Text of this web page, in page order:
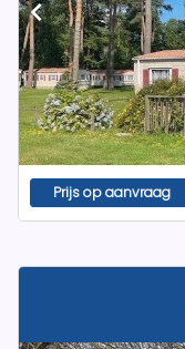
Prijs op aanvraag